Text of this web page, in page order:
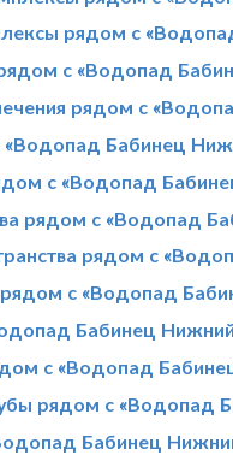
рядом с
с «Водопад
рядом с
«Водопад Бабинец
с «Водопад
рядом с «Водопад
рядом с
с «Водопад
Бабинец
с «Водопад
рядом с «Водопад
Бабинец